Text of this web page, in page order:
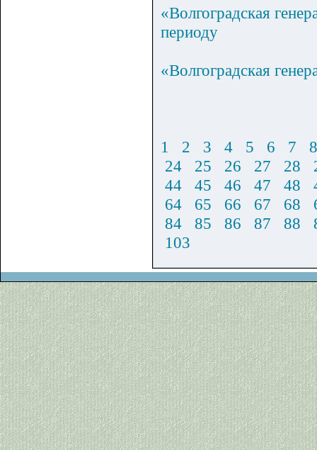
«Волгоградская
периоду
«Волгоградская
1 2 3 4 5 6 7
8
24
25 26 27 28
44
45 46 47 48
64
65 66 67 68
84
85 86 87 88
103